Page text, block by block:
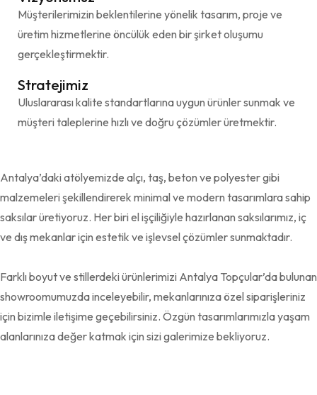
Müşterilerimizin beklentilerine yönelik tasarım, proje ve
üretim hizmetlerine öncülük eden bir şirket oluşumu
gerçekleştirmektir.
Stratejimiz
Uluslararası kalite standartlarına uygun ürünler sunmak ve
müşteri taleplerine hızlı ve doğru çözümler üretmektir.
Antalya’daki atölyemizde alçı, taş, beton ve polyester gibi
malzemeleri şekillendirerek minimal ve modern tasarımlara sahip
saksılar üretiyoruz. Her biri el işçiliğiyle hazırlanan saksılarımız, iç
ve dış mekanlar için estetik ve işlevsel çözümler sunmaktadır.
Farklı boyut ve stillerdeki ürünlerimizi Antalya Topçular’da bulunan
showroomumuzda inceleyebilir, mekanlarınıza özel siparişleriniz
için bizimle iletişime geçebilirsiniz. Özgün tasarımlarımızla yaşam
alanlarınıza değer katmak için sizi galerimize bekliyoruz.